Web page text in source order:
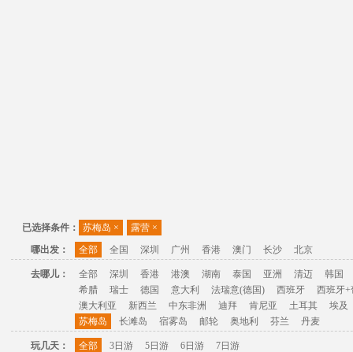
已选择条件： 苏梅岛 × 露营 ×
哪出发：
全部 全国 深圳 广州 香港 澳门 长沙 北京
去哪儿： 全部 深圳 香港 港澳 湖南 泰国 亚洲 清迈
韩国
希腊
瑞士 德国 意大利 法瑞意(德国) 西班牙
西班牙+
澳大利亚
新西兰 中东非洲 迪拜 肯尼亚 土耳其
埃及
苏梅岛
长滩岛 宿雾岛 邮轮 奥地利 芬兰 丹麦
玩几天： 全部 3日游 5日游 6日游 7日游